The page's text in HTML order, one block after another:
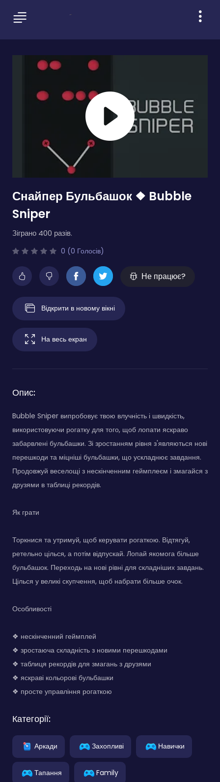
Снайпер Бульбашок ❖ Bubble
Sniper
Зіграно 400 разів.
0 (0 Голосів)
Не працює?
Відкрити в новому вікні
На весь екран
Опис:
Bubble Sniper випробовує твою влучність і швидкість,
використовуючи рогатку для того, щоб лопати яскраво
забарвлені бульбашки. Зі зростанням рівня з'являються нові
перешкоди та міцніші бульбашки, що ускладнює завдання.
Продовжуй веселощі з нескінченним геймплеєм і змагайся з
друзями в таблиці рекордів.
Як грати
Торкнися та утримуй, щоб керувати рогаткою. Відтягуй,
ретельно цілься, а потім відпускай. Лопай якомога більше
бульбашок. Переходь на нові рівні для складніших завдань.
Цілься у великі скупчення, щоб набрати більше очок.
Особливості
❖ нескінченний геймплей
❖ зростаюча складність з новими перешкодами
❖ таблиця рекордів для змагань з друзями
❖ яскраві кольорові бульбашки
❖ просте управління рогаткою
Категорії:
Аркади Захопливі Навички
Тапання Family